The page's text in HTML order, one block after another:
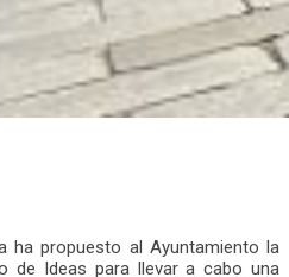
ha propuesto al Ayuntamiento la
de Ideas para llevar a cabo una